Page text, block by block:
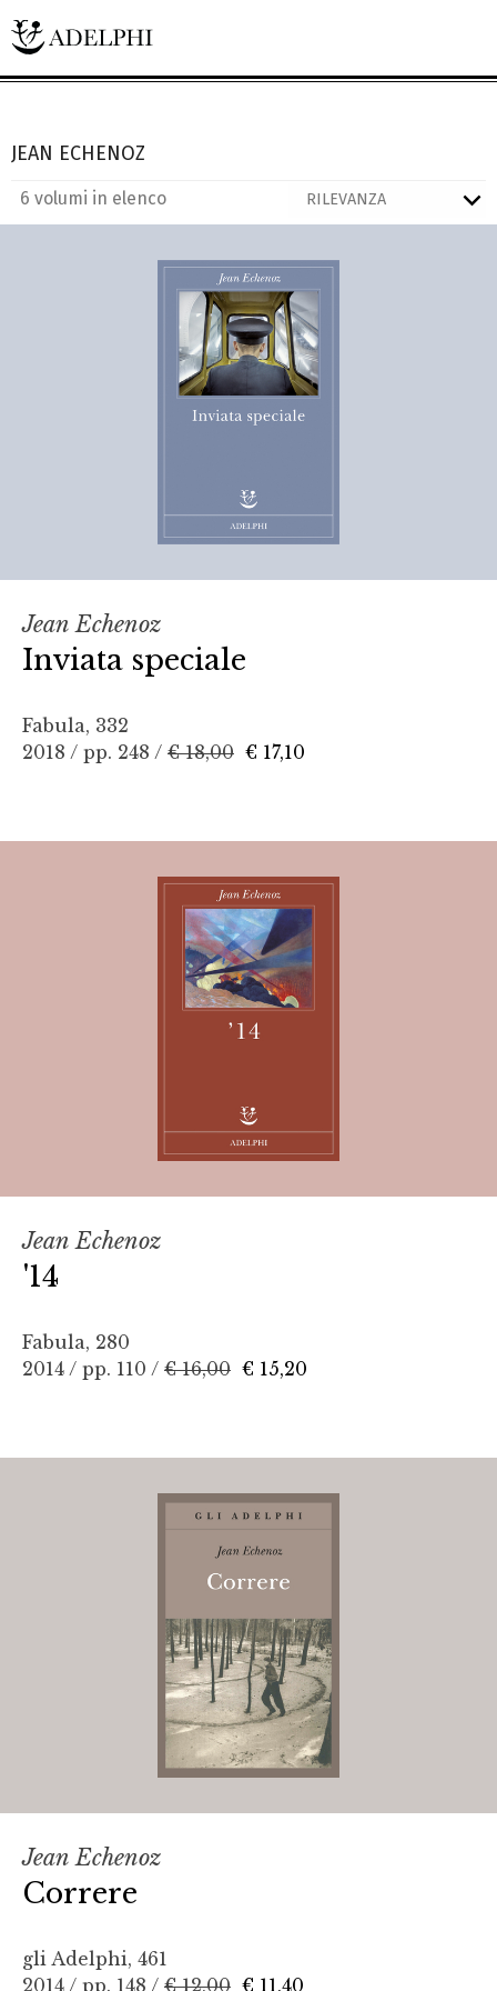
JEAN ECHENOZ
6 volumi in elenco
Jean Echenoz
Inviata speciale
Fabula, 332
2018 / pp. 248 / € 18,00 € 17,10
Jean Echenoz
'14
Fabula, 280
2014 / pp. 110 / € 16,00 € 15,20
Jean Echenoz
Correre
gli Adelphi, 461
2014 / pp. 148 / € 12,00 € 11,40